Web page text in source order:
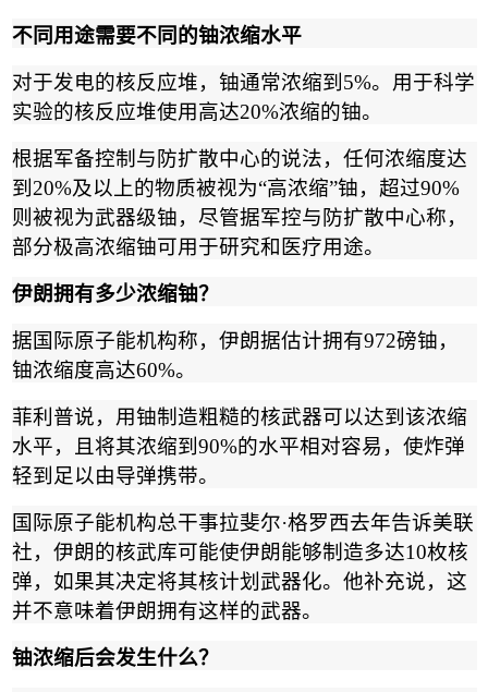
不同用途需要不同的铀浓缩水平
对于发电的核反应堆，铀通常浓缩到 5%。用于科学
实验的核反应堆使用高达20%浓缩的铀。
根据军备控制与防扩散中心的说法，任何浓缩度达
到 20%及以上的物质被视为“高浓缩”铀，超过90%
则被视为武器级铀，尽管据军控与防扩散中心称，
部分极高浓缩铀可用于研究和医疗用途。
伊朗拥有多少浓缩铀？
据国际原子能机构称，伊朗据估计拥有972磅铀，
铀浓缩度高达60%。
菲利普说，用铀制造粗糙的核武器可以达到该浓缩
水平，且将其浓缩到 90%的水平相对容易，使炸弹
轻到足以由导弹携带。
国际原子能机构总干事拉斐尔·格罗西去年告诉美联
社，伊朗的核武库可能使伊朗能够制造多达10枚核
弹，如果其决定将其核计划武器化。他补充说，这
并不意味着伊朗拥有这样的武器。
铀浓缩后会发生什么？